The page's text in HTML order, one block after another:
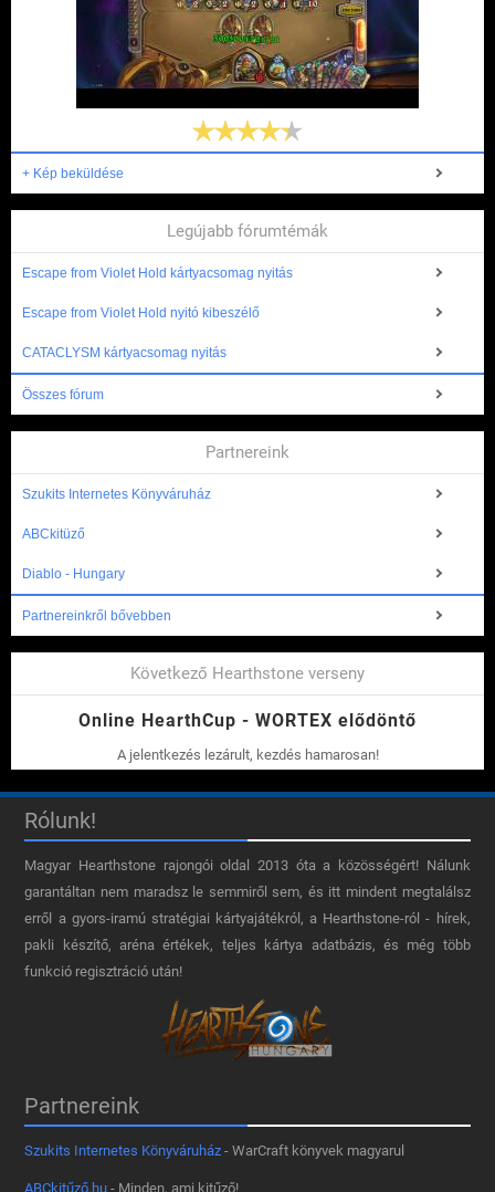
+ Kép beküldése
Legújabb fórumtémák
Escape from Violet Hold kártyacsomag nyitás
Escape from Violet Hold nyitó kibeszélő
CATACLYSM kártyacsomag nyitás
Összes fórum
Partnereink
Szukits Internetes Könyváruház
ABCkitüző
Diablo - Hungary
Partnereinkről bővebben
Következő Hearthstone verseny
Online HearthCup - WORTEX elődöntő
A jelentkezés lezárult, kezdés hamarosan!
Rólunk!
Magyar Hearthstone​ rajongói oldal 2013 óta a közösségért! Nálunk
garantáltan nem maradsz le semmiről sem, és itt mindent megtalálsz
erről a gyors-iramú stratégiai kártyajátékról, a Hearthstone-ról - hírek,
pakli készítő, aréna értékek, teljes kártya adatbázis, és még több
funkció regisztráció után!
Partnereink
Szukits Internetes Könyváruház - WarCraft könyvek magyarul
ABCkitűző.hu - Minden, ami kitűző!